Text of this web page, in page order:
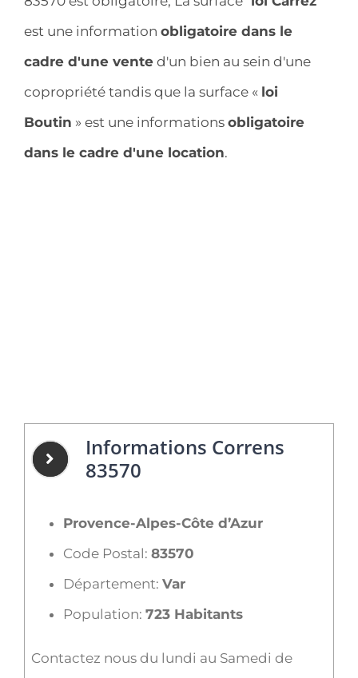
est une information obligatoire dans le
cadre d'une vente d'un bien au sein d'une
copropriété tandis que la surface « loi
Boutin » est une informations obligatoire
dans le cadre d'une location.
Informations Correns
83570
Provence-Alpes-Côte d’Azur
Code Postal: 83570
Département: Var
Population: 723 Habitants
Contactez nous du lundi au Samedi de